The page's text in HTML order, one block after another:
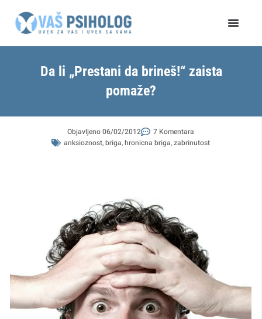
Da li „Prestani da brineš!“ zaista
pomaže?
Objavljeno06/02/2012
7 Komentara
anksioznost,briga,hronicna briga,zabrinutost